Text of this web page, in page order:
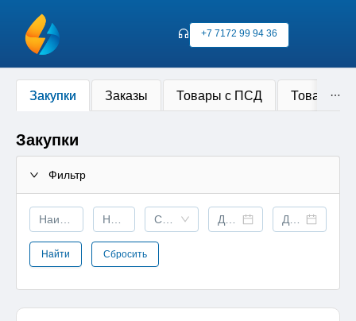
+7 7172 99 94 36
Закупки Заказы Товары с ПСД Товары
Закупки
Фильтр
Статус
Найти Сбросить